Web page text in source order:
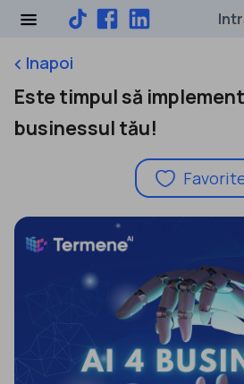
keyboard_arrow_leftInapoi
Este timpul să
businessul tău!